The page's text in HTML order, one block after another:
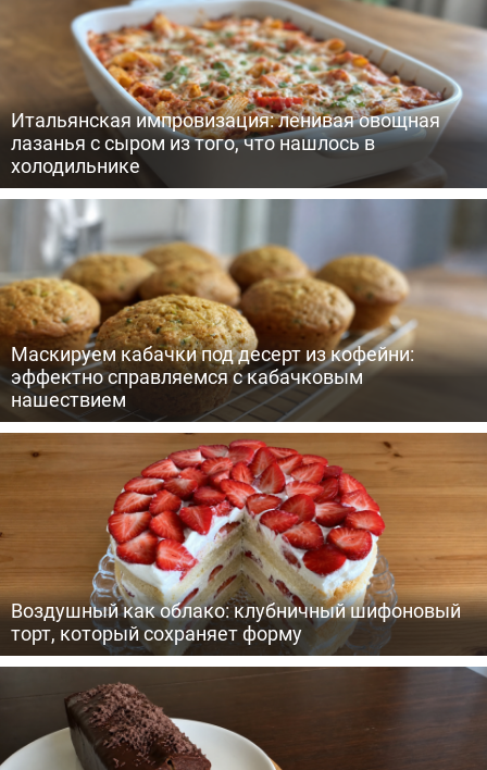
Итальянская импровизация: ленивая овощная
лазанья с сыром из того, что нашлось в
холодильнике
Маскируем кабачки под десерт из кофейни:
эффектно справляемся с кабачковым
нашествием
Воздушный как облако: клубничный шифоновый
торт, который сохраняет форму